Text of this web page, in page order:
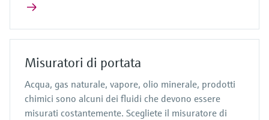
Misuratori di portata
Acqua, gas naturale, vapore, olio minerale, prodotti
chimici sono alcuni dei fluidi che devono essere
misurati costantemente. Scegliete il misuratore di